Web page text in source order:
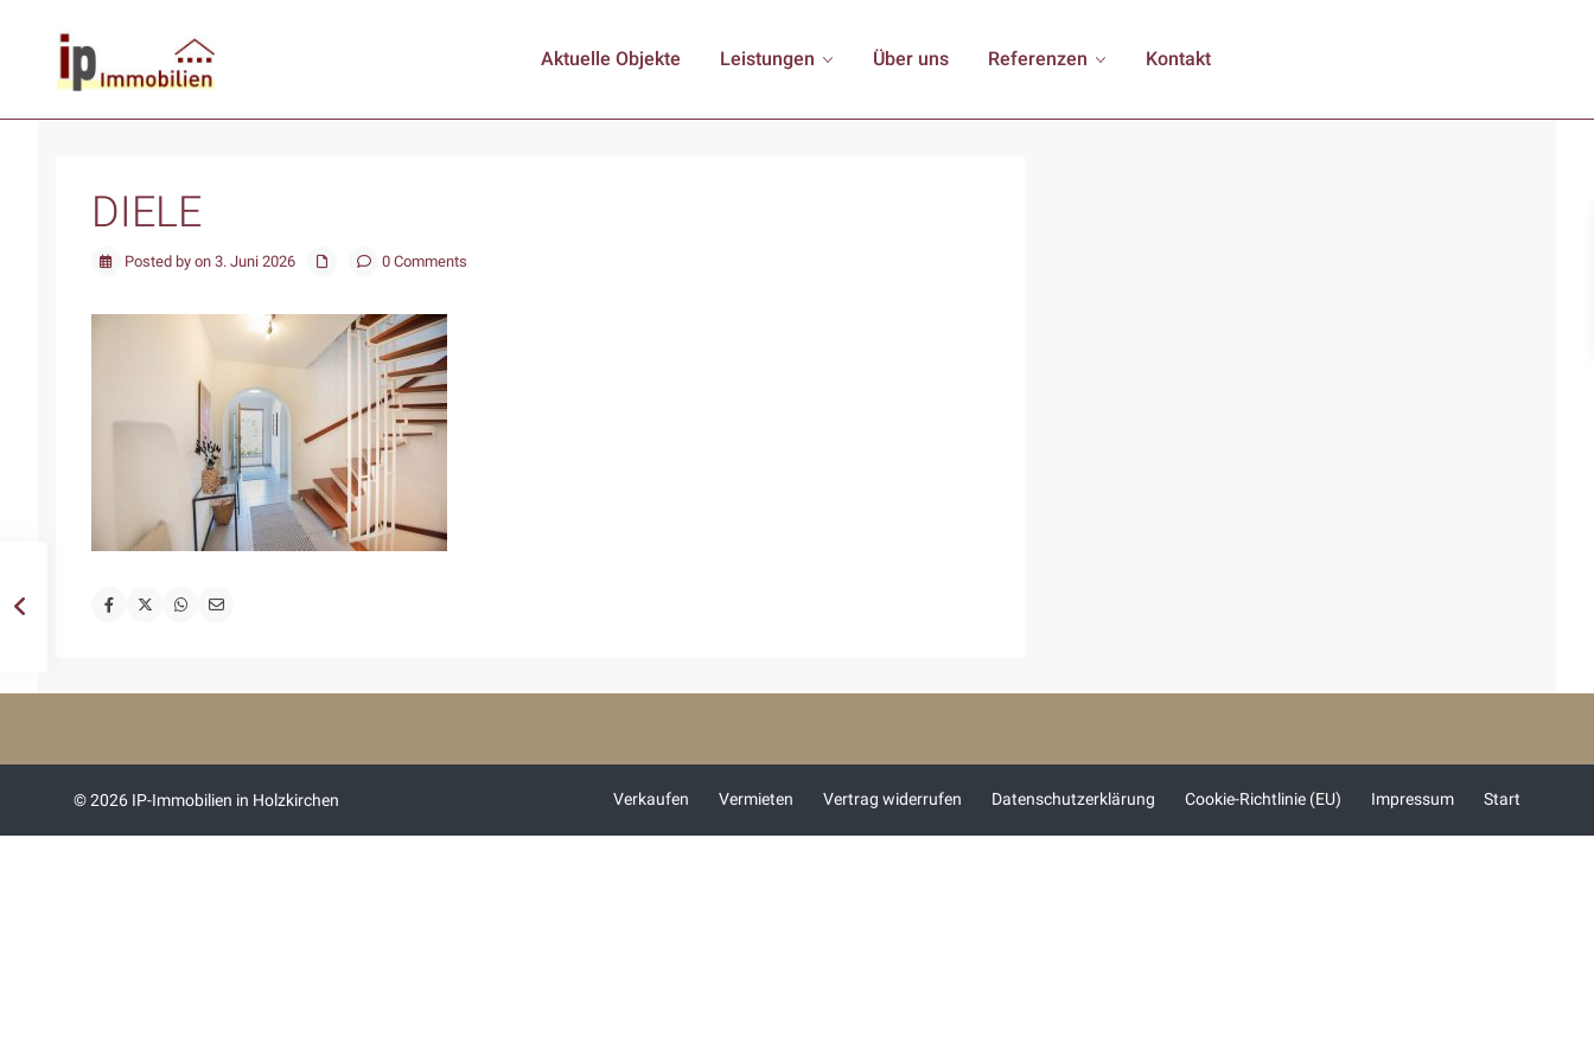
Aktuelle Objekte Leistungen Über uns Referenzen Kontakt
DIELE
Posted by on 3. Juni 2026 0 Comments
© 2026 IP-Immobilien in Holzkirchen Verkaufen Vermieten Vertrag widerrufen Datenschutzerklärung Cookie-Richtlinie (EU) Impressum Start